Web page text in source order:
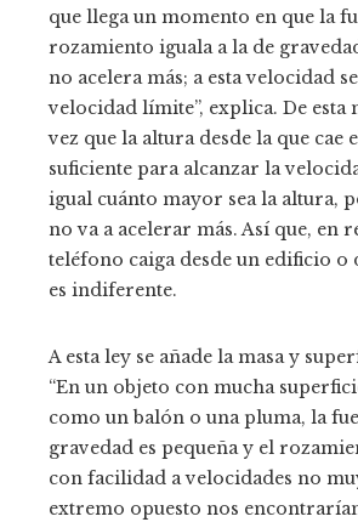
que llega un momento en que la
rozamiento iguala a la de
no acelera más; a esta velocidad
velocidad límite”, explica. De esta
vez que la altura desde la que cae
suficiente para alcanzar la
igual cuánto mayor sea la altura,
no va a acelerar más. Así que, en
teléfono caiga desde un edificio o
es indiferente.
A esta ley se añade la masa y
“En un objeto con mucha
como un balón o una pluma, la
gravedad es pequeña y el
con facilidad a velocidades no
extremo opuesto nos